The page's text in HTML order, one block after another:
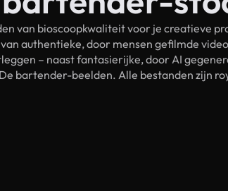
van bioscoopkwaliteit voor je creatieve
authentieke, door mensen gefilmde
– naast fantasierijke, door AI
bartender-beelden. Alle bestanden zijn